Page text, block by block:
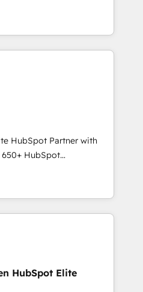
Mexico and Latin
and intelligence.
Ireland, and
thousands of successful
market and enterprise
AI to design connected
scalable revenue
RevOps, CRM and data
and strategic marketing,
FLAIR framework
certified consultancy,
and technology to help
HubSpot Partner with
HubSpot
the HubSpot platform
your current HubSpot
one.
HubSpot Elite